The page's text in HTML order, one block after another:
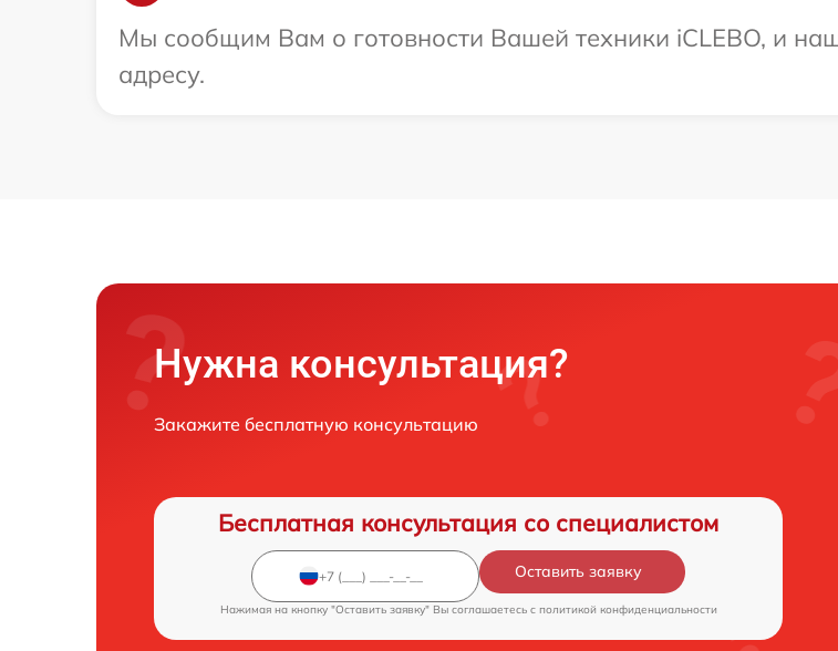
Мы сообщим Вам о готовности Вашей техники iCLEBO, и
адресу.
Нужна консультация?
Закажите бесплатную консультацию
Бесплатная консультация со специалистом
Оставить заявку
Нажимая на кнопку "Оставить заявку" Вы соглашаетесь c политикой конфиденциальности